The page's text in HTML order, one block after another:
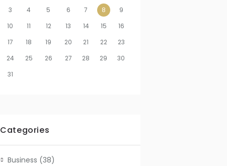
3
4 5 6 7 8
9
10
11 12 13 14 15
16
17
18 19 20 21 22
23
24
25 26 27 28 29
30
31
Categories
Business (38)